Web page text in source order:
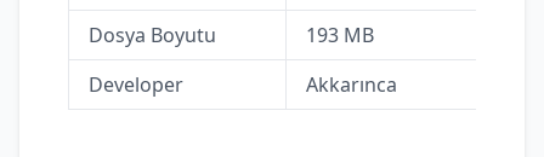
Dosya Boyutu
193 MB
Developer
Akkarınca